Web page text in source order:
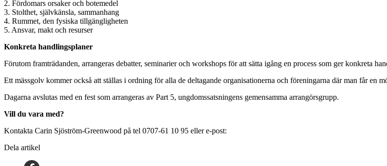
2. Fördomars orsaker och botemedel
3. Stolthet, självkänsla, sammanhang
4. Rummet, den fysiska tillgängligheten
5. Ansvar, makt och resurser
Konkreta handlingsplaner
Förutom framträdanden, arrangeras debatter, seminarier och workshops för att sätta igång en process som ger konkreta
Ett mässgolv kommer också att ställas i ordning för alla de deltagande organisationerna och föreningarna där man får en
Dagarna avslutas med en fest som arrangeras av Part 5, ungdomssatsningens gemensamma arrangörsgrupp.
Vill du vara med?
Kontakta Carin Sjöström-Greenwood på tel 0707-61 10 95 eller e-post:
Dela artikel